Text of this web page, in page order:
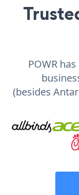
POWR
(besides